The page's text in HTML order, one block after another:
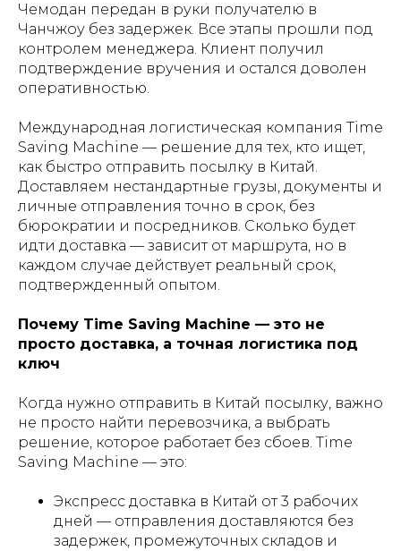
Чемодан передан в руки получателю в
Чанчжоу без задержек. Все этапы прошли под
контролем менеджера. Клиент получил
подтверждение вручения и остался доволен
оперативностью.
Международная логистическая компания Time
Saving Machine — решение для тех, кто ищет,
как быстро отправить посылку в Китай.
Доставляем нестандартные грузы, документы и
личные отправления точно в срок, без
бюрократии и посредников. Сколько будет
идти доставка — зависит от маршрута, но в
каждом случае действует реальный срок,
подтвержденный опытом.
Почему Time Saving Machine — это не
просто доставка, а точная логистика под
ключ
Когда нужно отправить в Китай посылку, важно
не просто найти перевозчика, а выбрать
решение, которое работает без сбоев. Time
Saving Machine — это:
Экспресс доставка в Китай от 3 рабочих
дней — отправления доставляются без
задержек, промежуточных складов и